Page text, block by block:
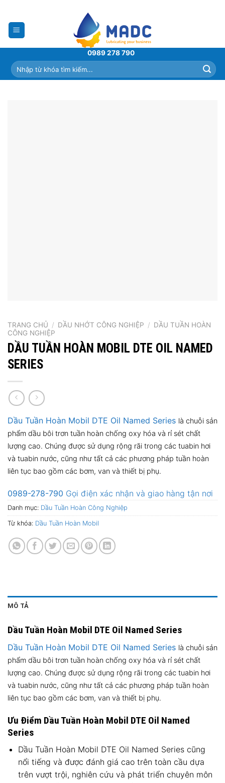
content
0989 278 790
Tìm
kiếm:
TRANG CHỦ / DẦU NHỚT CÔNG NGHIỆP / DẦU TUẦN HOÀN
CÔNG NGHIỆP
DẦU TUẦN HOÀN MOBIL DTE OIL NAMED
SERIES
Dầu Tuần Hoàn Mobil DTE Oil Named Series là chuỗi sản
phẩm dầu bôi trơn tuần hoàn chống oxy hóa và rỉ sét chất
lượng cao. Chúng được sử dụng rộng rãi trong các tuabin hơi
và tuabin nước, cũng như tất cả các phương pháp tuần hoàn
liên tục bao gồm các bơm, van và thiết bị phụ.
0989-278-790 Gọi điện xác nhận và giao hàng tận nơi
Danh mục: Dầu Tuần Hoàn Công Nghiệp
Từ khóa: Dầu Tuần Hoàn Mobil
MÔ TẢ
Dầu Tuần Hoàn Mobil DTE Oil Named Series
Dầu Tuần Hoàn Mobil DTE Oil Named Series là chuỗi sản
phẩm dầu bôi trơn tuần hoàn chống oxy hóa và rỉ sét chất
lượng cao. Chúng được sử dụng rộng rãi trong các tuabin hơi
và tuabin nước, cũng như tất cả các phương pháp tuần hoàn
liên tục bao gồm các bơm, van và thiết bị phụ.
Ưu Điểm Dầu Tuần Hoàn Mobil DTE Oil Named
Series
Dầu Tuần Hoàn Mobil DTE Oil Named Series cũng
nổi tiếng và được đánh giá cao trên toàn cầu dựa
trên vượt trội, nghiên cứu và phát triển chuyên môn